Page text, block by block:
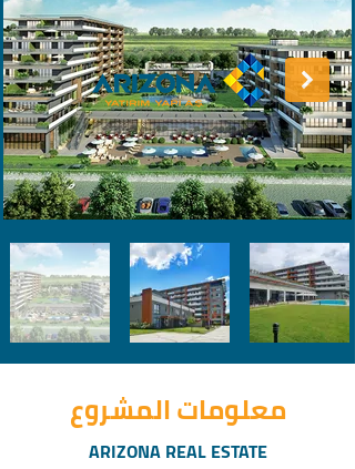
معلومات المشروع
ARIZONA REAL ESTATE